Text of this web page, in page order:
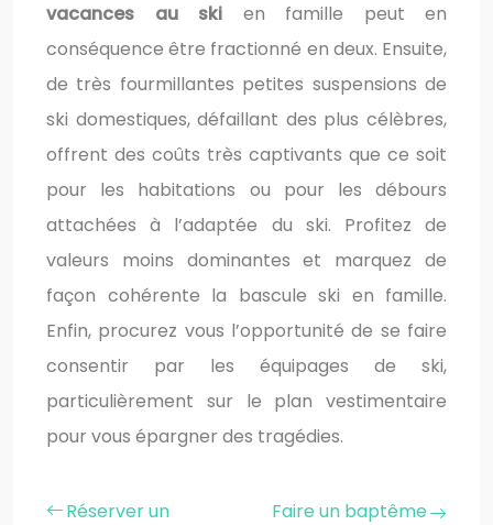
vacances au ski en famille peut en
conséquence être fractionné en deux. Ensuite,
de très fourmillantes petites suspensions de
ski domestiques, défaillant des plus célèbres,
offrent des coûts très captivants que ce soit
pour les habitations ou pour les débours
attachées à l’adaptée du ski. Profitez de
valeurs moins dominantes et marquez de
façon cohérente la bascule ski en famille.
Enfin, procurez vous l’opportunité de se faire
consentir par les équipages de ski,
particulièrement sur le plan vestimentaire
pour vous épargner des tragédies.
Réserver un
Faire un baptême